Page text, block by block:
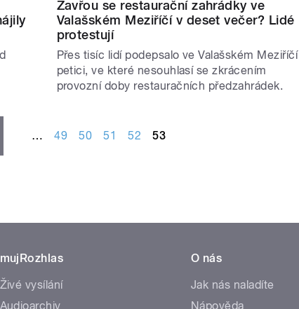
Zavřou se restaurační zahrádky ve
Valašském Meziříčí v deset večer? Lidé
protestují
Přes tisíc lidí podepsalo ve Valašském Meziříčí
petici, ve které nesouhlasí se zkrácením
provozní doby restauračních předzahrádek.
… 49 50 51 52 53
mujRozhlas
Živé vysílání
Audioarchiv
O nás
Jak nás naladíte
Nápověda